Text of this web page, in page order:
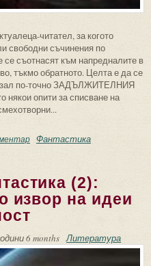
читател, за когото
свободни съчинения по
съотнасят към напредналите в
тъкмо обратното. Целта е да се
по-точно ЗАДЪЛЖИТЕЛНИЯ
някои опити за списване на
Направление фантастика (1):
Фантастика
(2):
извор на идеи
6 months Литература